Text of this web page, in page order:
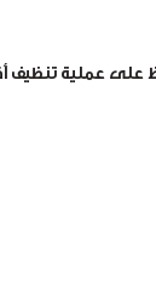
على عملية